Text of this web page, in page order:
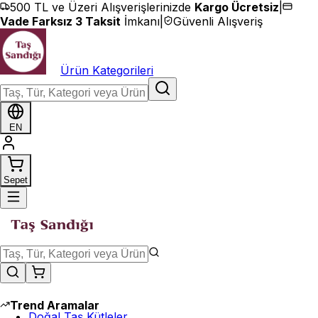
İçeriğe geç
500 TL ve Üzeri Alışverişlerinizde Kargo Ücretsiz
Vade Farksız 3 Taksit İmkanı Güvenli Alışveriş
Ürün Kategorileri
EN
Sepet
Trend Aramalar